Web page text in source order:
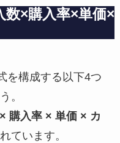
×購入率×単価×
を構成する以下4つ
。
購入率 × 単価 × カ
ています。